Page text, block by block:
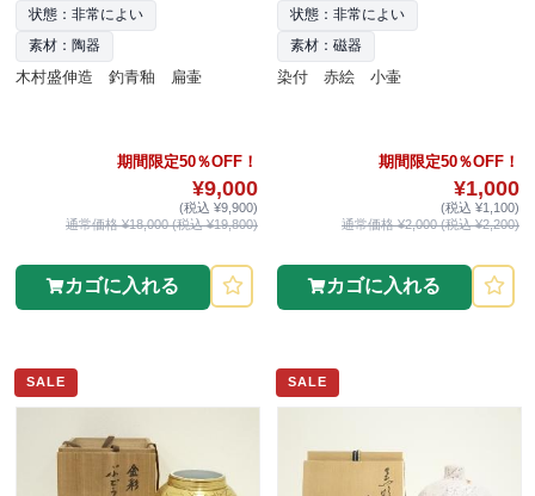
状態：非常によい
素材：陶器
木村盛伸造 釣青釉 扁壷
期間限定50％OFF！
¥9,000
(税込 ¥9,900)
通常価格 ¥18,000 (税込 ¥19,800)
カゴに入れる
状態：非常によい
素材：磁器
染付 赤絵 小壷
期間限定50％OFF！
¥1,000
(税込 ¥1,100)
通常価格 ¥2,000 (税込 ¥2,200)
カゴに入れる
SALE SALE